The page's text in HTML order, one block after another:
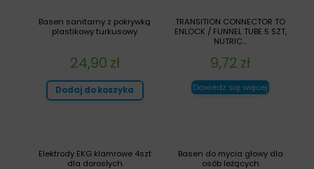
TRANSITION CONNECTOR TO
ENLOCK / FUNNEL TUBE 5 SZT,
NUTRIC...
9,72 zł
Dowiedz się więcej
Basen sanitarny z pokrywką
plastikowy turkusowy
24,90 zł
Dodaj do koszyka
Basen do mycia głowy dla
osób leżących
Elektrody EKG klamrowe 4szt
dla dorosłych